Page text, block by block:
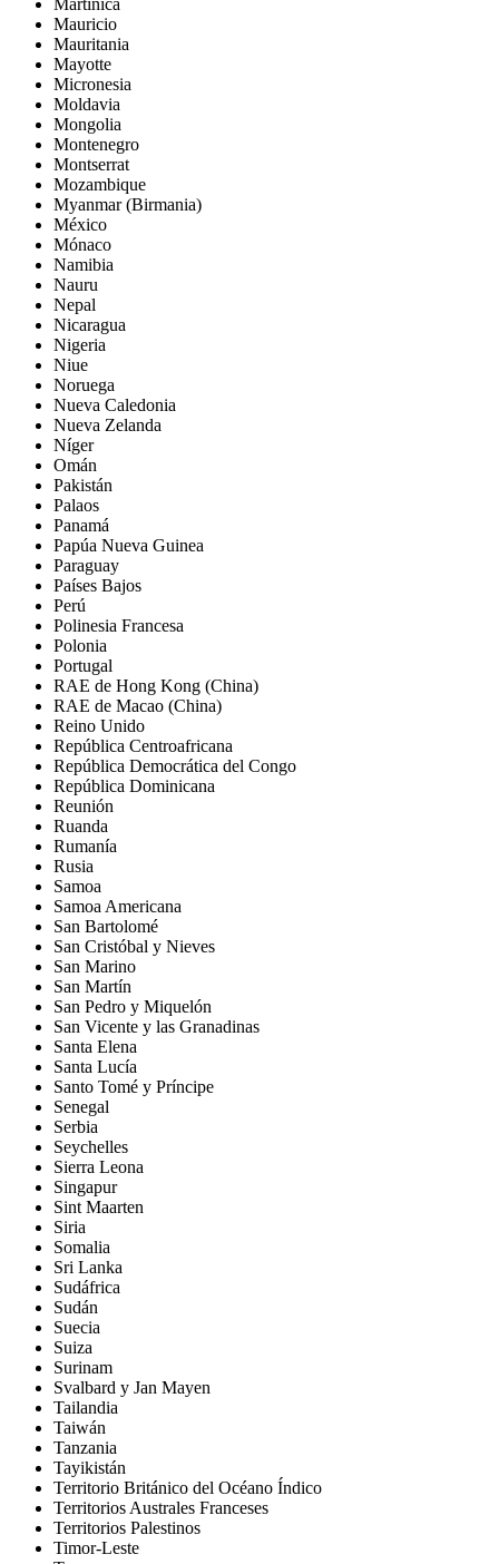
Mauricio
Mauritania
Mayotte
Micronesia
Moldavia
Mongolia
Montenegro
Montserrat
Mozambique
Myanmar (Birmania)
México
Mónaco
Namibia
Nauru
Nepal
Nicaragua
Nigeria
Niue
Noruega
Nueva Caledonia
Nueva Zelanda
Níger
Omán
Pakistán
Palaos
Panamá
Papúa Nueva Guinea
Paraguay
Países Bajos
Perú
Polinesia Francesa
Polonia
Portugal
RAE de Hong Kong (China)
RAE de Macao (China)
Reino Unido
República Centroafricana
República Democrática del Congo
República Dominicana
Reunión
Ruanda
Rumanía
Rusia
Samoa
Samoa Americana
San Bartolomé
San Cristóbal y Nieves
San Marino
San Martín
San Pedro y Miquelón
San Vicente y las Granadinas
Santa Elena
Santa Lucía
Santo Tomé y Príncipe
Senegal
Serbia
Seychelles
Sierra Leona
Singapur
Sint Maarten
Siria
Somalia
Sri Lanka
Sudáfrica
Sudán
Suecia
Suiza
Surinam
Svalbard y Jan Mayen
Tailandia
Taiwán
Tanzania
Tayikistán
Territorio Británico del Océano Índico
Territorios Australes Franceses
Territorios Palestinos
Timor-Leste